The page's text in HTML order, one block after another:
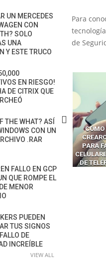
Para
de
LOS CRIMINALES
SMS BLASTERS
LA
LOS
UN MERCEDES
CON
SOLO
UNA
Y ESTE TRUCO
EN RIESGO!
DE CITRIX QUE
THE WHAT? ASÍ
CON UN
.RAR
FALLO EN GCP
QUE ROMPE EL
MENOR
PUEDEN
TUS SIGNOS
DE
INCREÍBLE
VIEW ALL